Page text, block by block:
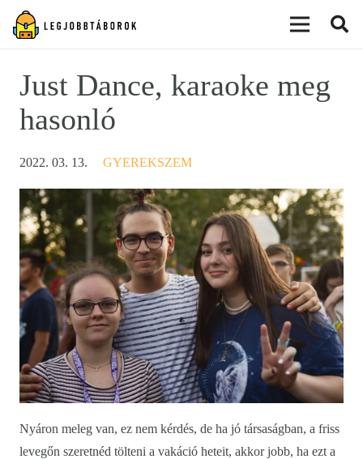
Just Dance, karaoke meg
hasonló
2022. 03. 13. GYEREKSZEM
Nyáron meleg van, ez nem kérdés, de ha jó társaságban, a friss
levegőn szeretnéd tölteni a vakáció heteit, akkor jobb, ha ezt a